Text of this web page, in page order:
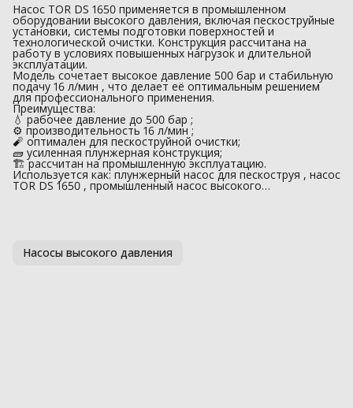
Насос TOR DS 1650 применяется в промышленном
оборудовании высокого давления, включая пескоструйные
установки, системы подготовки поверхностей и
технологической очистки. Конструкция рассчитана на
работу в условиях повышенных нагрузок и длительной
эксплуатации.
Модель сочетает высокое давление 500 бар и стабильную
подачу 16 л/мин , что делает её оптимальным решением
для профессионального применения.
Преимущества:
💧 рабочее давление до 500 бар ;
⚙️ производительность 16 л/мин ;
🧨 оптимален для пескоструйной очистки;
🧱 усиленная плунжерная конструкция;
🏗 рассчитан на промышленную эксплуатацию.
Используется как: плунжерный насос для пескоструя , насос
TOR DS 1650 , промышленный насос высокого…
Насосы высокого давления